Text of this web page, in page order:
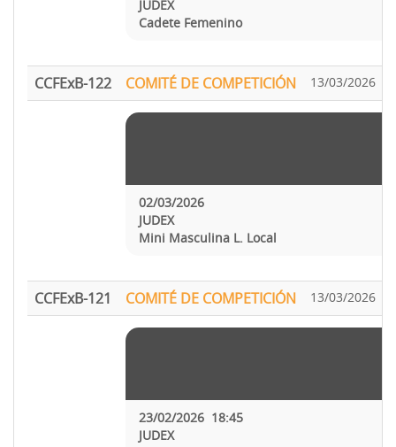
JUDEX
Cadete Femenino
CCFExB-122 COMITÉ DE COMPETICIÓN 13/03/2026
02/03/2026
JUDEX
Mini Masculina L. Local
CCFExB-121 COMITÉ DE COMPETICIÓN 13/03/2026
23/02/2026 18:45
JUDEX